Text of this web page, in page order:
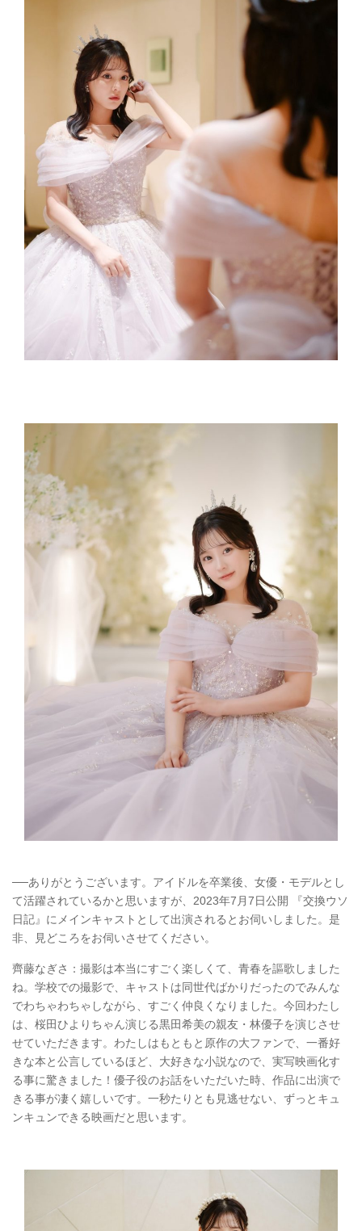
──ありがとうございます。アイドルを卒業後、女優・モデルとし
て活躍されているかと思いますが、2023年7月7日公開 『交換ウソ
日記』にメインキャストとして出演されるとお伺いしました。是
非、見どころをお伺いさせてください。
齊藤なぎさ：撮影は本当にすごく楽しくて、青春を謳歌しました
ね。学校での撮影で、キャストは同世代ばかりだったのでみんな
でわちゃわちゃしながら、すごく仲良くなりました。今回わたし
は、桜田ひよりちゃん演じる黒田希美の親友・林優子を演じさせ
せていただきます。わたしはもともと原作の大ファンで、一番好
きな本と公言しているほど、大好きな小説なので、実写映画化す
る事に驚きました！優子役のお話をいただいた時、作品に出演で
きる事が凄く嬉しいです。一秒たりとも見逃せない、ずっとキュ
ンキュンできる映画だと思います。